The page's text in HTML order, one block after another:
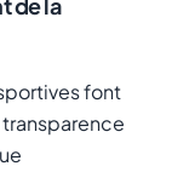
de la
font